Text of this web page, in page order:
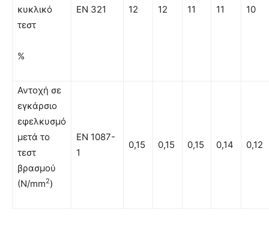
κυκλικό
τεστ
%
EN 321 12 12 11 11 10
Αντοχή σε
εγκάρσιο
εφελκυσμό
μετά το
τεστ
βρασμού
(N/mm2)
EN 1087-
1
0,15 0,15 0,15 0,14 0,12